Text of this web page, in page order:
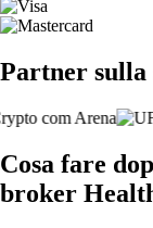
Partner sulla
Cosa fare
broker